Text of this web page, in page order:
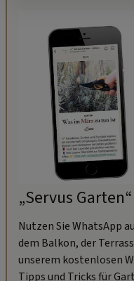
„Servus
Nutzen Sie WhatsApp
dem Balkon, der
unserem kostenlosen
Tipps und Tricks für